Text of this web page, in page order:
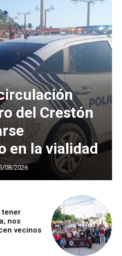
del Crestón
en la vialidad
08/2026
tener
nos
vecinos